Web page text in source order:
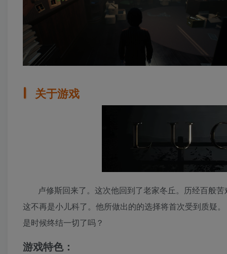
关于游戏
卢修斯回来了。这次他回到了老家冬丘。历经百般
这不再是小儿科了。他所做出的的选择将首次受到质疑。
是时候终结一切了吗？
游戏特色：